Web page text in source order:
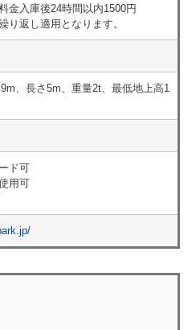
金入庫後24時間以内1500円
り返し適用となります。
、長さ5m、重量2t、最低地上高1
ド可
用可